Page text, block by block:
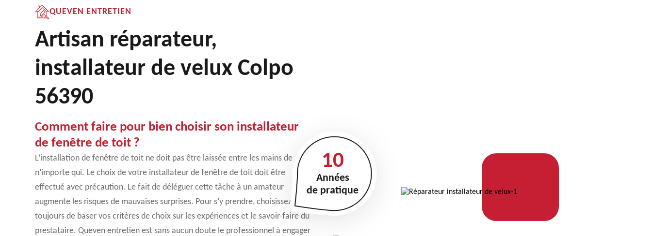
QUEVEN ENTRETIEN
Artisan réparateur,
installateur de velux Colpo
56390
Comment faire pour bien choisir son installateur
de fenêtre de toit ?
L’installation de fenêtre de toit ne doit pas être laissée entre les mains de
n’importe qui. Le choix de votre installateur de fenêtre de toit doit être
effectué avec précaution. Le fait de déléguer cette tâche à un amateur
augmente les risques de mauvaises surprises. Pour s’y prendre, choisissez
toujours de baser vos critères de choix sur les expériences et le savoir-faire du
prestataire. Queven entretien est sans aucun doute le professionnel à engager
10
Années
de pratique